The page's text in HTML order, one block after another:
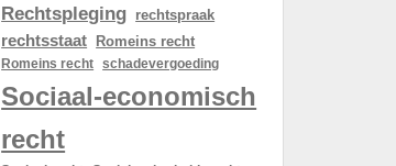
Rechtspleging rechtspraak
rechtsstaat Romeins recht
Romeins recht schadevergoeding
Sociaal-economisch
recht